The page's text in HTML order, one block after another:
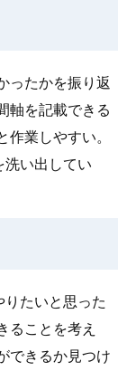
ったかを振り返
軸を記載できる
業しやすい。
い出してい
たいと思った
ることを考え
できるか見つけ